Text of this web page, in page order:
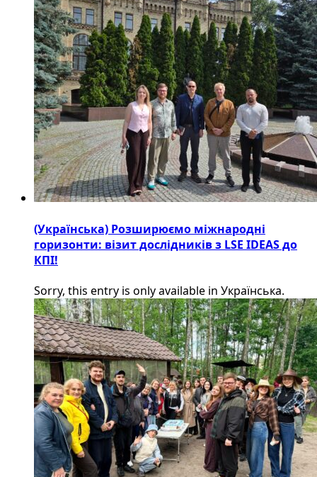
(Українська) Розширюємо міжнародні
горизонти: візит дослідників з LSE IDEAS до
КПІ!
Sorry, this entry is only available in Українська.